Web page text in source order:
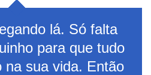
lá. Só falta
para que tudo
na sua vida. Então